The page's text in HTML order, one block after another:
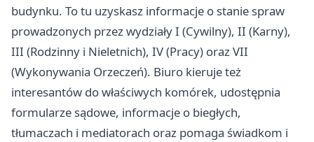
budynku. To tu uzyskasz informacje o stanie spraw
prowadzonych przez wydziały I (Cywilny), II (Karny),
III (Rodzinny i Nieletnich), IV (Pracy) oraz VII
(Wykonywania Orzeczeń). Biuro kieruje też
interesantów do właściwych komórek, udostępnia
formularze sądowe, informacje o biegłych,
tłumaczach i mediatorach oraz pomaga świadkom i